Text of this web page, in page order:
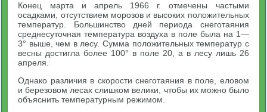
Конец марта и апрель 1966 г. отмечены частыми
осадками, отсутствием морозов и высоких положительных
температур. Большинство дней периода снеготаяния
среднесуточная температура воздуха в поле была на 1—
3° выше, чем в лесу. Сумма положительных температур с
весны достигла более 100° в поле 20, а в лесу лишь 26
апреля.
Однако различия в скорости снеготаяния в поле, еловом
и березовом лесах слишком велики, чтобы их можно было
объяснить температурным режимом.